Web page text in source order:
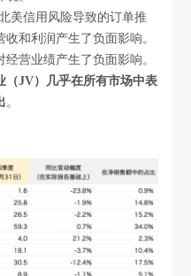
美信用风险导致的订单推
和利润产生了负面影响。
营业绩产生了负面影响。
（JV）几乎在所有市场中表
。